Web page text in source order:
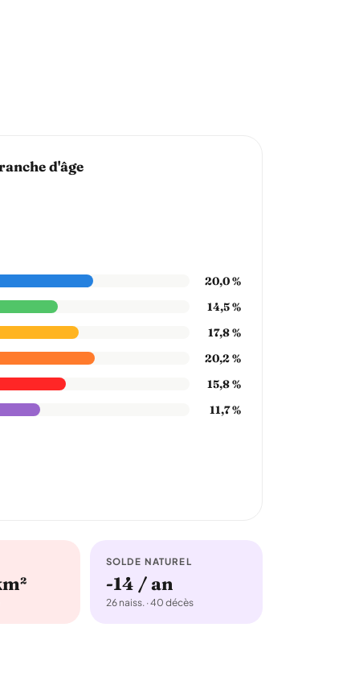
d'âge
20,0 %
14,5 %
17,8 %
20,2 %
15,8 %
11,7 %
SOLDE NATUREL
-14 / an
26 naiss. · 40 décès